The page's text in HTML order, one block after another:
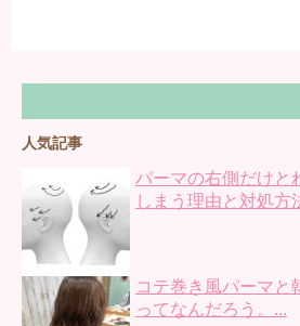
人気記事
パーマの右側だけと
しまう理由と対処方
コテ巻き風パーマと
ってなんだろう。...